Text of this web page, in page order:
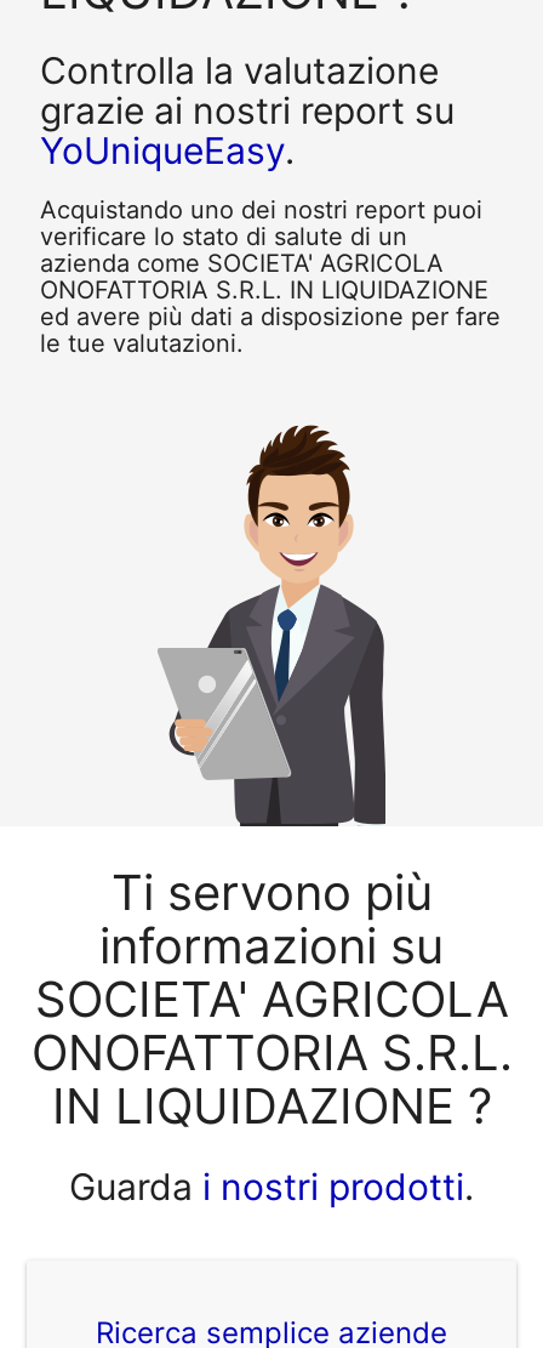
Controlla la valutazione
grazie ai nostri report su
YoUniqueEasy.
Acquistando uno dei nostri report puoi
verificare lo stato di salute di un
azienda come SOCIETA' AGRICOLA
ONOFATTORIA S.R.L. IN LIQUIDAZIONE
ed avere più dati a disposizione per fare
le tue valutazioni.
Ti servono più
informazioni su
SOCIETA' AGRICOLA
ONOFATTORIA S.R.L.
IN LIQUIDAZIONE ?
Guarda i nostri prodotti.
Ricerca semplice aziende